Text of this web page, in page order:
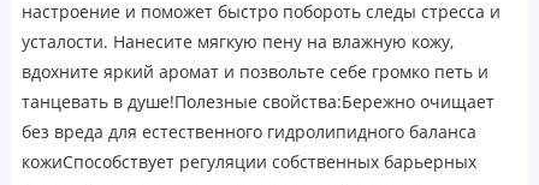
настроение и поможет быстро побороть следы стресса и
усталости. Нанесите мягкую пену на влажную кожу,
вдохните яркий аромат и позвольте себе громко петь и
танцевать в душе!Полезные свойства:Бережно очищает
без вреда для естественного гидролипидного баланса
кожиСпособствует регуляции собственных барьерных